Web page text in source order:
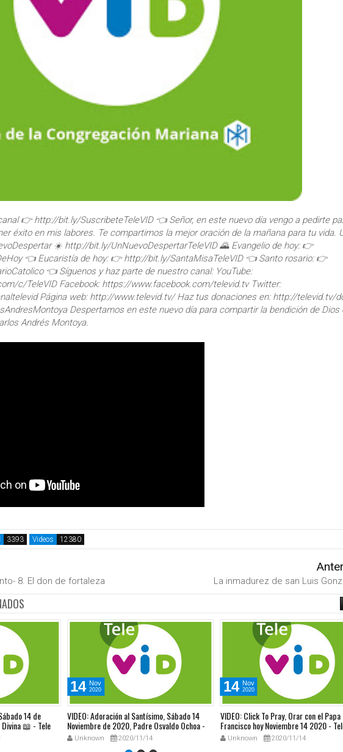
👉 http://bit.ly/SuscribeteTeleVID 👈 Señor, en este nuevo día vengo a pedirte
éxito en mis labores. Te compartimos la mejor oración de la mañana para tu vida.
☀️ http://bit.ly/UnNuevoDespertarTeleVID 🌄 Evangelio de hoy: 👉
👈 Eucaristía de hoy: 👉 http://bit.ly/SantaMisaTeleVID 👈 Santo rosario: 👉
👈 Síguenos y haz parte de nuestro canal: YouTube:
c/TeleVID Facebook: https://www.facebook.com/televid.tv Twitter:
Página web: http://www.televid.tv/ Haz tus donaciones en: http://televid.tv/
Despertamos en este nuevo día para compartir la bendición de Dios
Andrés Montoya.
Videos
8. El don de fortaleza La inmadurez de san Luis
14 de
📖 - Tele
14 Nov
2020
VIDEO: Adoración al Santísimo, Sábado 14
Noviembre de 2020, Padre Osvaldo Ochoa -
Tele VID
Unknown 2020/11/14
14 Nov
2020
VIDEO: Click To Pray, Orar con el Papa
Francisco hoy Noviembre 14 2020 -
Unknown 2020/11/14